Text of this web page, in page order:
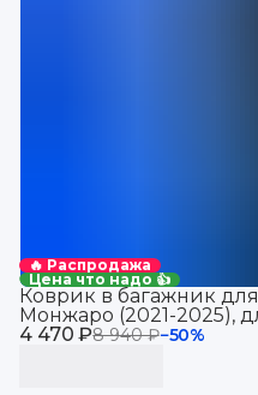
🔥 Распродажа
Цена что надо 👍
4 470 ₽8 940 ₽−50%
Коврик в багажник
Монжаро (2021-2025),
Monjaro, EVA 3D